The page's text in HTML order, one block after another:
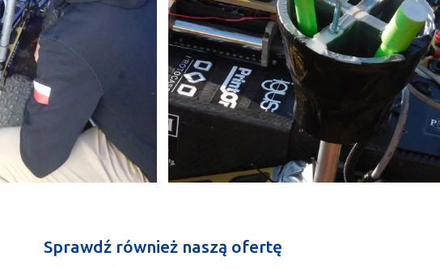
Sprawdź również naszą ofertę